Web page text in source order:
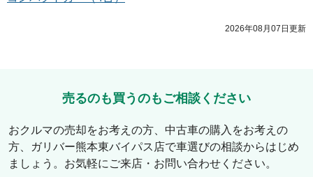
2026年08月07日 更新
売るのも買うのもご相談ください
おクルマの売却をお考えの方、中古車の購入をお考えの
方、
ガリバー熊本東バイパス店で車選びの相談からはじめ
ましょう。お気軽にご来店・お問い合わせください。